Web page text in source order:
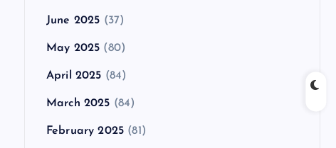
June 2025 (37)
May 2025 (80)
April 2025 (84)
March 2025 (84)
February 2025 (81)